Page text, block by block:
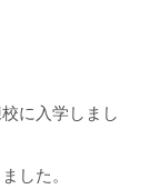
に入学しまし
した。